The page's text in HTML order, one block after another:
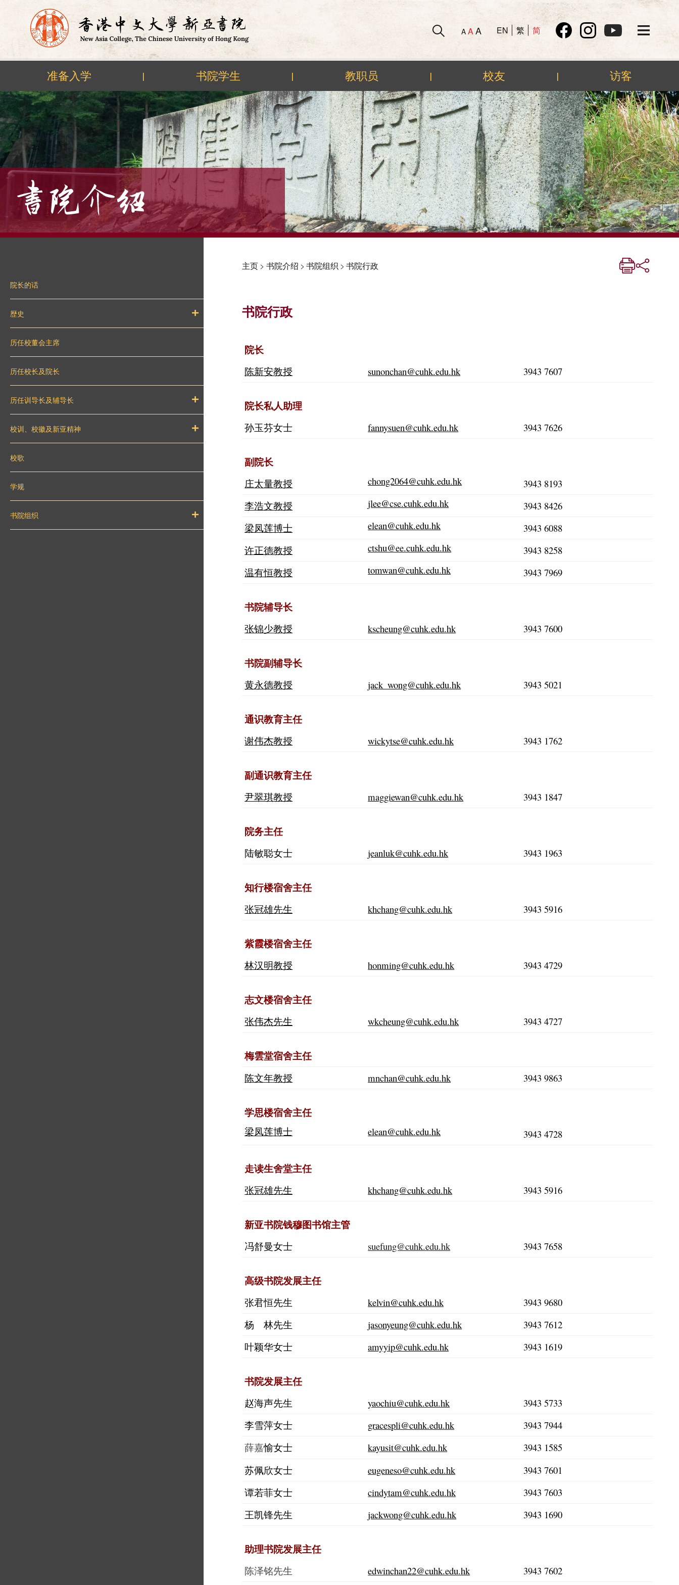
Skip
to
content
A AA EN 繁 简
准备入学 | 书院学生 | 教职员 | 校友 | 访客
院长的话
歴史
历任校董会主席
历任校长及院长
历任训导长及辅导长
校训、校徽及新亚精神
校歌
学规
书院组织
主页> 书院介绍 > 书院组织 > 书院行政
书院行政
院长
陈新安教授 sunonchan@cuhk.edu.hk 3943 7607
院长私人助理
孙玉芬女士 fannysuen@cuhk.edu.hk 3943 7626
副院长
庄太量教授 chong2064@cuhk.edu.hk
3943 8193
李浩文教授
jlee@cse.cuhk.edu.hk
3943 8426
梁凤莲博士
elean@cuhk.edu.hk
3943 6088
许正德教授
ctshu@ee.cuhk.edu.hk
3943 8258
温有恒教授
tomwan@cuhk.edu.hk 3943 7969
书院辅导长
张锦少教授 kscheung@cuhk.edu.hk 3943 7600
书院副辅导长
黄永德教授 jack_wong@cuhk.edu.hk 3943 5021
通识教育主任
谢伟杰教授 wickytse@cuhk.edu.hk 3943 1762
副通识教育主任
尹翠琪教授 maggiewan@cuhk.edu.hk 3943 1847
院务主任
陆敏聪女士 jeanluk@cuhk.edu.hk 3943 1963
知行楼宿舍主任
张冠雄先生 khchang@cuhk.edu.hk 3943 5916
紫霞楼宿舍主任
林汉明教授 honming@cuhk.edu.hk 3943 4729
志文楼宿舍主任
张伟杰先生 wkcheung@cuhk.edu.hk 3943 4727
梅雲堂宿舍主任
陈文年教授 mnchan@cuhk.edu.hk 3943 9863
学思楼宿舍主任
梁凤莲博士 elean@cuhk.edu.hk 3943 4728
走读生舍堂主任
张冠雄先生 khchang@cuhk.edu.hk 3943 5916
新亚书院钱穆图书馆主管
冯舒曼女士 suefung@cuhk.edu.hk 3943 7658
高级书院发展主任
张君恒先生 kelvin@cuhk.edu.hk
3943 9680
杨 林先生
jasonyeung@cuhk.edu.hk
3943 7612
叶颖华女士
amyyip@cuhk.edu.hk 3943 1619
书院发展主任
赵海声先生 yaochiu@cuhk.edu.hk
3943 5733
李雪萍女士
gracespli@cuhk.edu.hk 3943 7944
薛嘉愉女士 kayusit@cuhk.edu.hk
3943 1585
苏佩欣女士
eugeneso@cuhk.edu.hk
3943 7601
谭若菲女士
cindytam@cuhk.edu.hk
3943 7603
王凯锋先生
jackwong@cuhk.edu.hk 3943 1690
助理书院发展主任
陈泽铭先生 edwinchan22@cuhk.edu.hk 3943 7602